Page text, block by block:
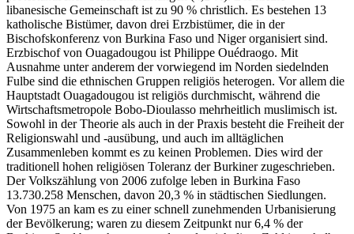
libanesische Gemeinschaft ist zu 90 % christlich. Es bestehen 13
katholische Bistümer, davon drei Erzbistümer, die in der
Bischofskonferenz von Burkina Faso und Niger organisiert sind.
Erzbischof von Ouagadougou ist Philippe Ouédraogo. Mit
Ausnahme unter anderem der vorwiegend im Norden siedelnden
Fulbe sind die ethnischen Gruppen religiös heterogen. Vor allem die
Hauptstadt Ouagadougou ist religiös durchmischt, während die
Wirtschaftsmetropole Bobo-Dioulasso mehrheitlich muslimisch ist.
Sowohl in der Theorie als auch in der Praxis besteht die Freiheit der
Religionswahl und -ausübung, und auch im alltäglichen
Zusammenleben kommt es zu keinen Problemen. Dies wird der
traditionell hohen religiösen Toleranz der Burkiner zugeschrieben.
Der Volkszählung von 2006 zufolge leben in Burkina Faso
13.730.258 Menschen, davon 20,3 % in städtischen Siedlungen.
Von 1975 an kam es zu einer schnell zunehmenden Urbanisierung
der Bevölkerung; waren zu diesem Zeitpunkt nur 6,4 % der